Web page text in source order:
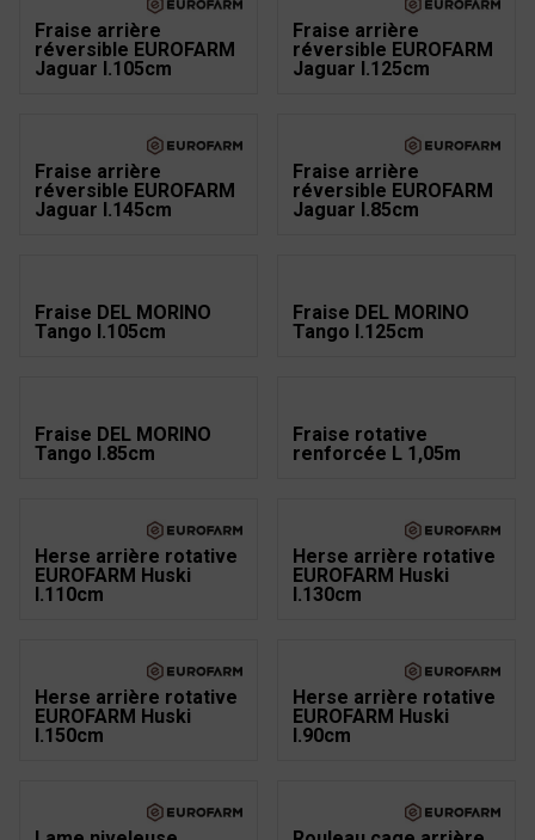
Fraise arrière
réversible EUROFARM
Jaguar l.105cm
Fraise arrière
réversible EUROFARM
Jaguar l.125cm
Fraise arrière
réversible EUROFARM
Jaguar l.145cm
Fraise arrière
réversible EUROFARM
Jaguar l.85cm
Fraise DEL MORINO
Tango l.105cm
Fraise DEL MORINO
Tango l.125cm
Fraise DEL MORINO
Tango l.85cm
Fraise rotative
renforcée L 1,05m
Herse arrière rotative
EUROFARM Huski
l.110cm
Herse arrière rotative
EUROFARM Huski
l.130cm
Herse arrière rotative
EUROFARM Huski
l.150cm
Herse arrière rotative
EUROFARM Huski
l.90cm